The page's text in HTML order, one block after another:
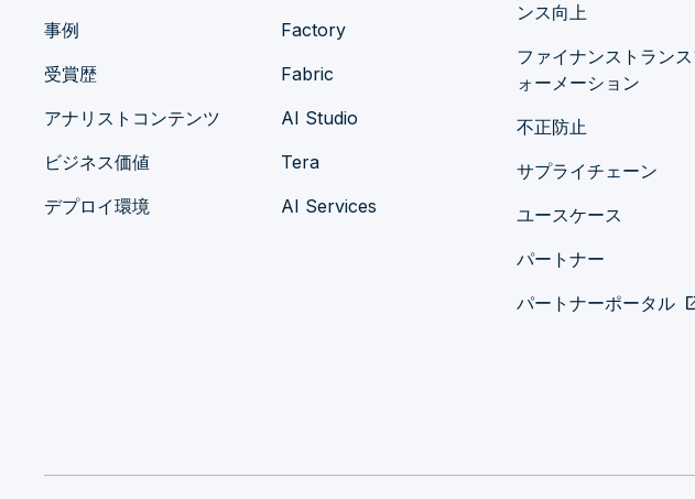
事例
受賞歴
アナリストコンテンツ
ビジネス価値
デプロイ環境
Factory
Fabric
AI Studio
Tera
AI Services
ンス向上
ファイナンストランス
ォーメーション
不正防止
サプライチェーン
ユースケース
パートナー
パートナーポータル